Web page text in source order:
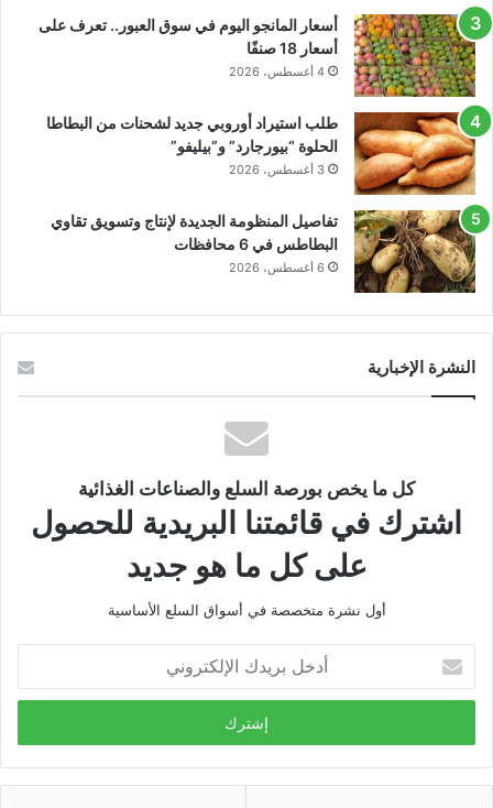
أسعار المانجو اليوم في سوق العبور.. تعرف على
أسعار 18 صنفًا
4 أغسطس، 2026
طلب استيراد أوروبي جديد لشحنات من البطاطا
الحلوة “بيورجارد” و”بيليفو”
3 أغسطس، 2026
تفاصيل المنظومة الجديدة لإنتاج وتسويق تقاوي
البطاطس في 6 محافظات
6 أغسطس، 2026
النشرة الإخبارية
كل ما يخص بورصة السلع والصناعات الغذائية
اشترك في قائمتنا البريدية للحصول
على كل ما هو جديد
أول نشرة متخصصة في أسواق السلع الأساسية
بريدك
الإلكتروني